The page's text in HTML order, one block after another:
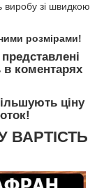
зі швидкою
розмірами!
в коментарях
ціну
ВАРТІСТЬ